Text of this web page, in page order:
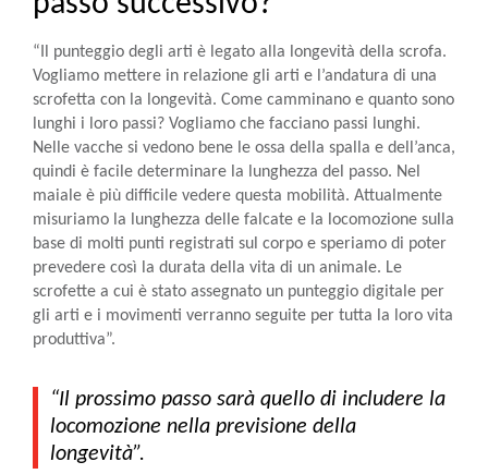
“Il punteggio degli arti è legato alla longevità della scrofa.
Vogliamo mettere in relazione gli arti e l’andatura di una
scrofetta con la longevità. Come camminano e quanto sono
lunghi i loro passi? Vogliamo che facciano passi lunghi.
Nelle vacche si vedono bene le ossa della spalla e dell’anca,
quindi è facile determinare la lunghezza del passo. Nel
maiale è più difficile vedere questa mobilità. Attualmente
misuriamo la lunghezza delle falcate e la locomozione sulla
base di molti punti registrati sul corpo e speriamo di poter
prevedere così la durata della vita di un animale. Le
scrofette a cui è stato assegnato un punteggio digitale per
gli arti e i movimenti verranno seguite per tutta la loro vita
produttiva”.
“Il prossimo passo sarà quello di includere la
locomozione nella previsione della
longevità”.